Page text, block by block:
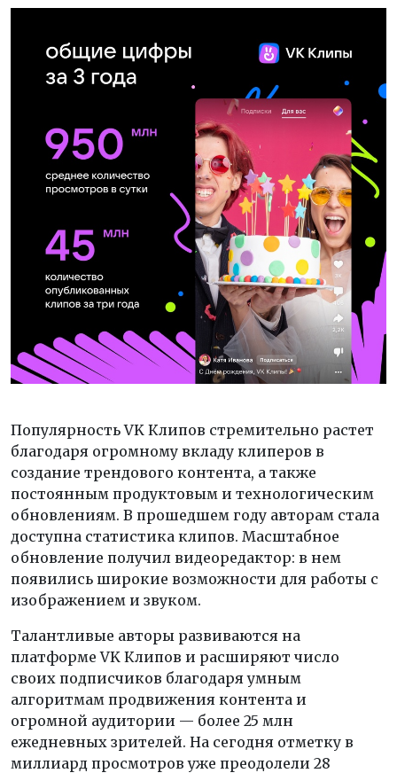
Популярность VK Клипов стремительно растет
благодаря огромному вкладу клиперов в
создание трендового контента, а также
постоянным продуктовым и технологическим
обновлениям. В прошедшем году авторам стала
доступна статистика клипов. Масштабное
обновление получил видеоредактор: в нем
появились широкие возможности для работы с
изображением и звуком.
Талантливые авторы развиваются на
платформе VK Клипов и расширяют число
своих подписчиков благодаря умным
алгоритмам продвижения контента и
огромной аудитории — более 25 млн
ежедневных зрителей. На сегодня отметку в
миллиард просмотров уже преодолели 28